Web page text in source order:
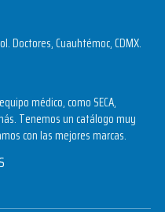
Doctores, Cuauhtémoc, CDMX.
médico, como SECA,
Tenemos un catálogo muy
con las mejores marcas.